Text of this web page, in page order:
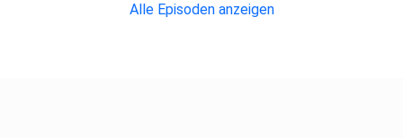
Alle Episoden anzeigen